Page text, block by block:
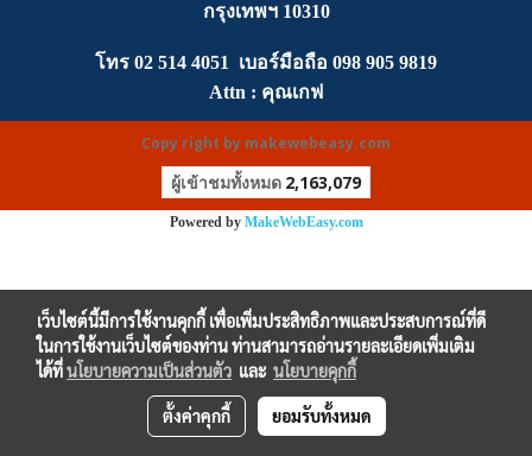
กรุงเทพฯ 10310
โทร 02 514 4051 เบอร์มือถือ 098 905 9819
Attn : คุณเกฟ
Copy right by makewebeasy.com
ผู้เข้าชมทั้งหมด 2,163,079
Powered by MakeWebEasy.com
เว็บไซต์นี้มีการใช้งานคุกกี้ เพื่อเพิ่มประสิทธิภาพและประสบการณ์ที่ดี
ในการใช้งานเว็บไซต์ของท่าน ท่านสามารถอ่านรายละเอียดเพิ่มเติม
ได้ที่นโยบายความเป็นส่วนตัว และ นโยบายคุกกี้
ตั้งค่าคุกกี้ ยอมรับทั้งหมด